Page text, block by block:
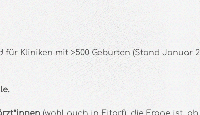
Kliniken mit >500 Geburten (Stand Januar